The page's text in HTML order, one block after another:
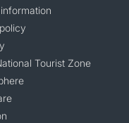
Tourist Zone